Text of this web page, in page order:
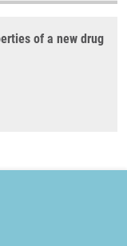
of a new drug